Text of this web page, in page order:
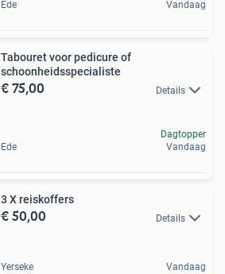
Ede
Vandaag
Tabouret voor pedicure of
schoonheidsspecialiste
€ 75,00 Details
Ede
Dagtopper
Vandaag
3 X reiskoffers
€ 50,00 Details
Yerseke Vandaag